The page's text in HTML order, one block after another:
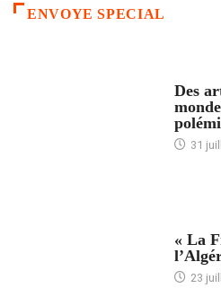
ENVOYE SPECIAL
Des
31
« La
23